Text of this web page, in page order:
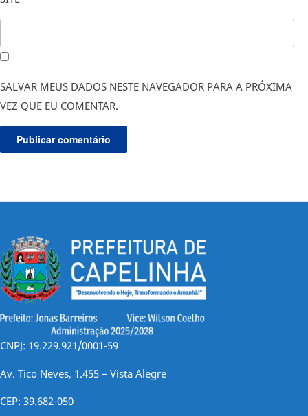
SALVAR MEUS DADOS NESTE NAVEGADOR PARA A PRÓXIMA
VEZ QUE EU COMENTAR.
CNPJ: 19.229.921/0001-59
Av. Tico Neves, 1.455 – Vista Alegre
CEP: 39.682-050